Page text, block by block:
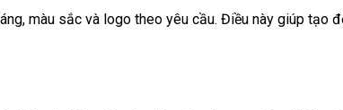
màu sắc và logo theo yêu cầu. Điều này giúp tạo